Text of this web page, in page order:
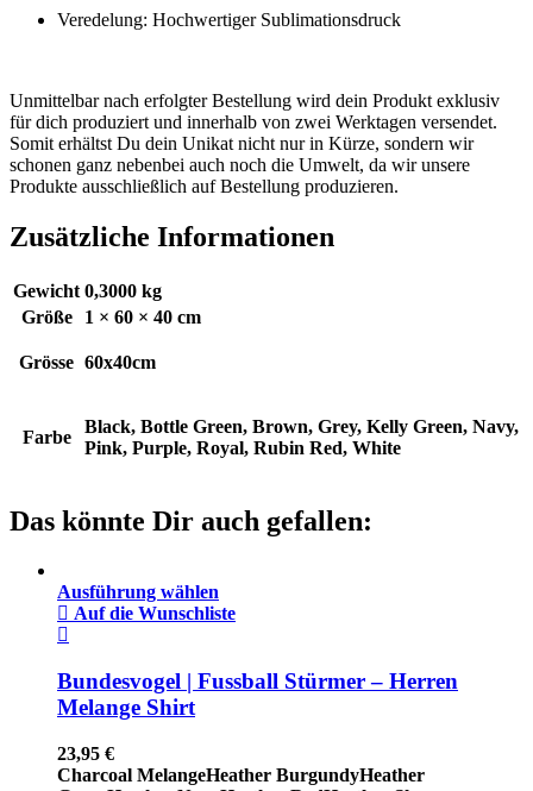
Veredelung: Hochwertiger Sublimationsdruck
Unmittelbar nach erfolgter Bestellung wird dein Produkt exklusiv
für dich produziert und innerhalb von zwei Werktagen versendet.
Somit erhältst Du dein Unikat nicht nur in Kürze, sondern wir
schonen ganz nebenbei auch noch die Umwelt, da wir unsere
Produkte ausschließlich auf Bestellung produzieren.
Zusätzliche Informationen
Gewicht 0,3000 kg
Größe
1 × 60 × 40 cm
Grösse 60x40cm
Farbe
Black, Bottle Green, Brown, Grey, Kelly Green, Navy,
Pink, Purple, Royal, Rubin Red, White
Das könnte Dir auch gefallen:
Ausführung wählen
Auf die Wunschliste
Bundesvogel | Fussball Stürmer – Herren
Melange Shirt
23,95 €
Charcoal MelangeHeather BurgundyHeather